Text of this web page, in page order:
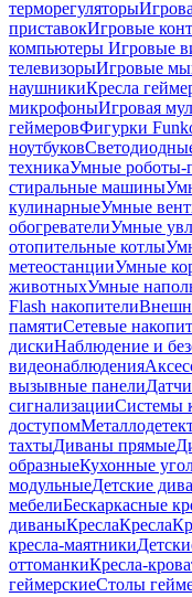
терморегуляторы
приставокИгровые
компьютеры Игровые
телевизорыИгровые
наушникиКресла
микрофоныИгровая
геймеровФигурки
ноутбуков
техникаУмные роботы-
стиральные машины
кулинарныеУмные
обогревателиУмные
отопительные котлы
метеостанцииУмные
животныхУмные
Flash накопители
памятиСетевые
дискиНаблюдение и
видеонаблюдения
вызывные панели
сигнализацииСистемы
доступом
тахтыДиваны прямые
образныеКухонные
модульныеДетские
мебелиБескаркасные
диваныКреслаКресла
кресла-маятники
оттоманкиКресла-
геймерскиеСтолы